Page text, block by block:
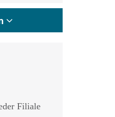
Filiale